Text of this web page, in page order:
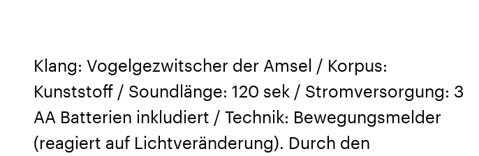
Klang: Vogelgezwitscher der Amsel / Korpus:
Kunststoff / Soundlänge: 120 sek / Stromversorgung: 3
AA Batterien inkludiert / Technik: Bewegungsmelder
(reagiert auf Lichtveränderung). Durch den